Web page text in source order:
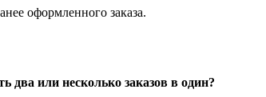
оформленного заказа.
два или несколько заказов в один?